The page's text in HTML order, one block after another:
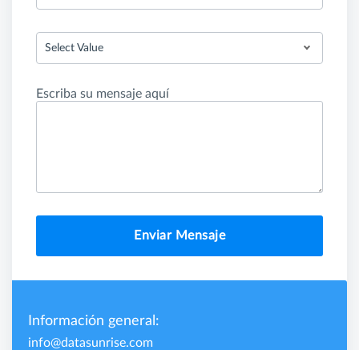
Select Value
Escriba su mensaje aquí
Enviar Mensaje
Información general:
info@datasunrise.com